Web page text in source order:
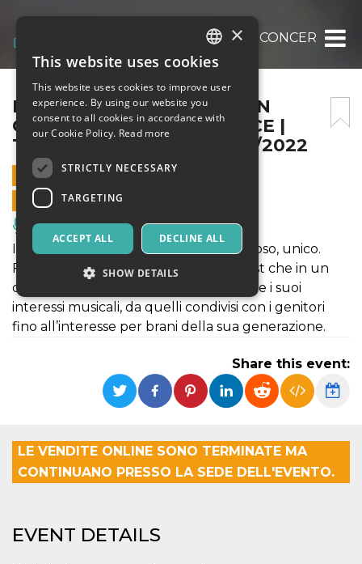
FRIDA BOLLANI MAGONI IN CONCERTO –
FRIDA BOLLANI MAGONI IN
CONCERTO – PIANO E VOCE |
TEATRO DEGLI ATTI, 11/09/2022
11 SEPTEMBER 2022 - 21:30
ONLINE SALES ENDED
Music, Live Events, Clubs
Il primo tour di un talento puro, prezioso, unico.
Frida Bollani Magoni porta una tracklist che in un
qualche modo sintetizza le sue origini e i suoi
interessi musicali, da quelli condivisi con i genitori
fino all’interesse per brani della sua generazione.
Share this event:
LE VENDITE ONLINE SONO TERMINATE MA
CONTINUANO PRESSO LA SEDE DELL'EVENTO.
EVENT DETAILS
ITALIAN
ENGLISH
SPANISH
×
This website uses cookies
This website uses cookies to improve user
experience. By using our website you
consent to all cookies in accordance with
our Cookie Policy. Read more
STRICTLY NECESSARY
TARGETING
ACCEPT ALL DECLINE ALL
SHOW DETAILS
Strictly necessary Targeting
functionality such as user login and account
management. The website cannot be used
properly without strictly necessary cookies.
Inc.
.oooh.events
is used by
the